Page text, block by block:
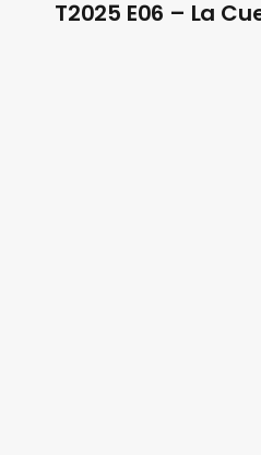
T2025 E06 – La